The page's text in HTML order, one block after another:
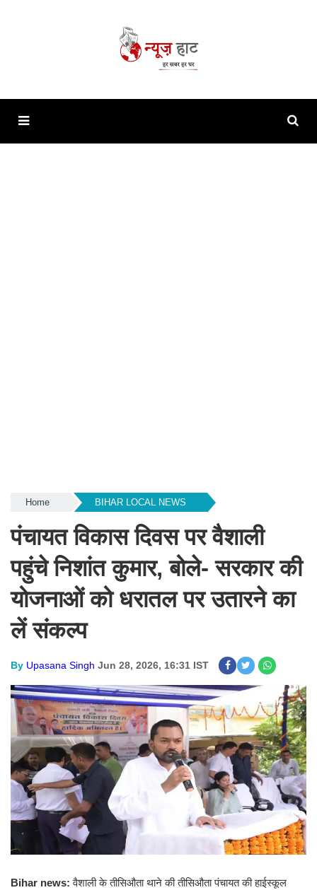
Home BIHAR LOCAL NEWS
पंचायत विकास दिवस पर वैशाली
पहुंचे निशांत कुमार, बोले- सरकार की
योजनाओं को धरातल पर उतारने का
लें संकल्प
By Upasana Singh Jun 28, 2026, 16:31 IST
Bihar news:वैशाली के तीसिऔता थाने की तीसिऔता पंचायत की हाईस्कूल